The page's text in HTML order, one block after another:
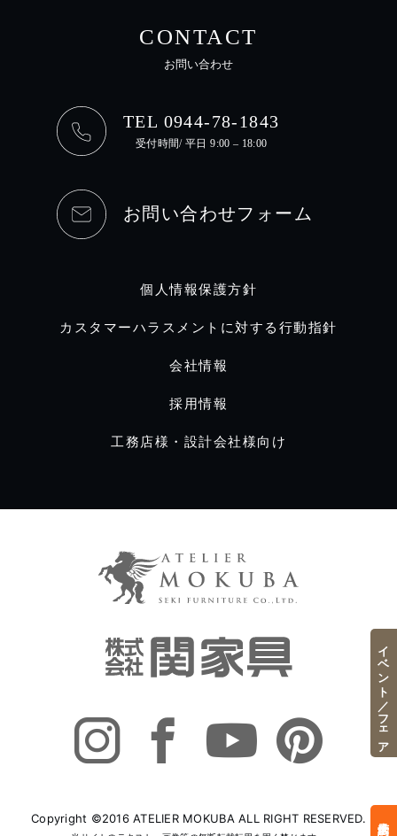
CONTACT
お問い合わせ
TEL 0944-78-1843
受付時間/ 平日 9:00 – 18:00
お問い合わせフォーム
個人情報保護方針
カスタマーハラスメントに対する行動指針
会社情報
採用情報
工務店様・設計会社様向け
Copyright ©2016 ATELIER MOKUBA ALL RIGHT RESERVED.
イベント／フェア